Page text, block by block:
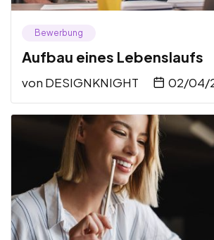
Bewerbung
Aufbau eines Lebenslaufs
von DESIGNKNIGHT 02/04/